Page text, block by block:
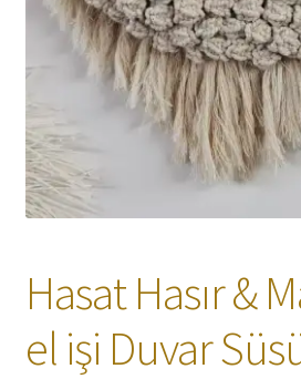
Hasat Hasır &
el işi Duvar